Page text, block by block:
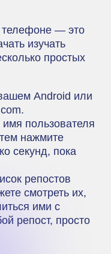
телефоне — это
изучать
простых
Android или
пользователя
нажмите
секунд, пока
репостов
смотреть их,
ими с
репост, просто